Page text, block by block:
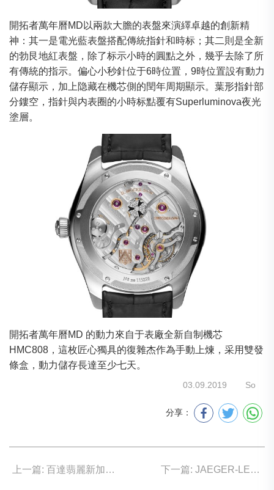
開拓者萬年曆MD以兩款大膽的表盤來演繹卓越的創新精
神：其一是電光藍表盤搭配傳統指針和時标；其二則是全新
的勃艮地紅表盤，除了标示小時的圓點之外，幾乎去除了所
有傳統的指示。偏心小秒針位于6時位置，9時位置設有動力
儲存顯示，加上隐藏在機芯側的閏年周期顯示。葉形指針部
分鏤空，指針與内表圈的小時标點覆有Superluminova夜光
塗層。
開拓者萬年曆MD 的動力來自于表廠全新自制機芯
HMC808，這枚匠心獨具的復雜杰作為手動上煉，采用雙發
條盒，動力儲存長達至少七天。
03.09.2019 So
分享：
上一篇: 百達翡麗新加坡展覽 稀世瑰寶傾巢而出 下一篇: JAEGER-LECOULTRE夜空中的璀璨星輝